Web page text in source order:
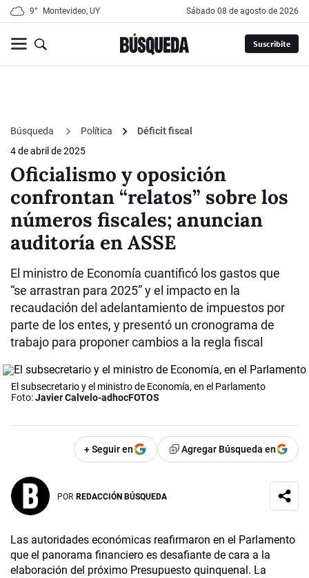
9° Montevideo, UY sábado 08 de agosto de 2026
Suscribite
Búsqueda Política
Déficit fiscal
4 de abril de 2025
Oficialismo y oposición
confrontan “relatos” sobre los
números fiscales; anuncian
auditoría en ASSE
El ministro de Economía cuantificó los gastos que
“se arrastran para 2025” y el impacto en la
recaudación del adelantamiento de impuestos por
parte de los entes, y presentó un cronograma de
trabajo para proponer cambios a la regla fiscal
El subsecretario y el ministro de Economía, en el Parlamento
Foto:Javier Calvelo-adhocFOTOS
+ Seguir en Agregar Búsqueda en
POR REDACCIÓN BÚSQUEDA
Las autoridades económicas reafirmaron en el Parlamento
que el panorama financiero es desafiante de cara a la
elaboración del próximo Presupuesto quinquenal. La